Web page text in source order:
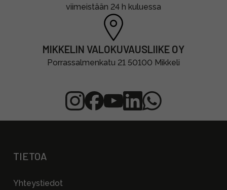
viimeistään 24 h kuluessa
MIKKELIN VALOKUVAUSLIIKE OY
Porrassalmenkatu 21 50100 Mikkeli
TIETOA
Yhteystiedot